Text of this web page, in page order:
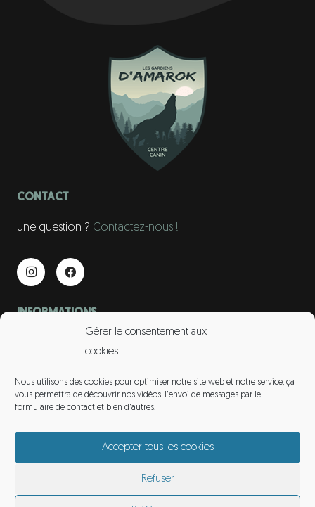
Gérer le consentement aux
cookies
Nous utilisons des cookies pour optimiser notre site web et notre service, ça
vous permettra de découvrir nos vidéos, l'envoi de messages par le
formulaire de contact et bien d'autres.
Accepter tous les cookies
Refuser
CONTACT
une question ? Contactez-nous !
INFORMATIONS
LIENS UTILES
Les Gardiens d’Amarok